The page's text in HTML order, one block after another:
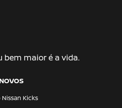
bem maior é a vida.
NOVOS
Nissan Kicks